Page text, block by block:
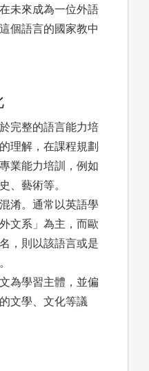
未來成為一位外語
個語言的國家教中
完整的語言能力培
理解，在課程規劃
業能力培訓，例如
、藝術等。
淆。通常以英語學
文系」為主，而歐
，則以該語言或是
為學習主體，並偏
文學、文化等議